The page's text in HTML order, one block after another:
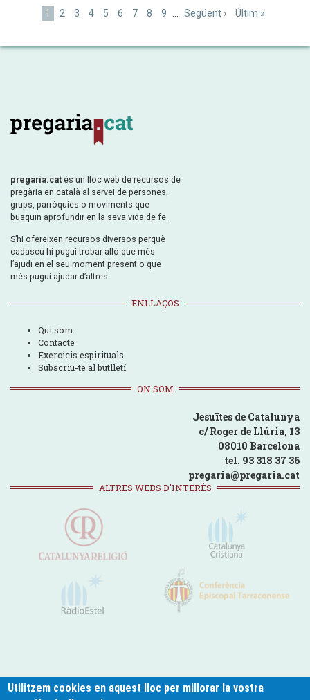
Pàgina
1 Pàgina
2 Pàgina
3 Pàgina
4 Pàgina
5 Pàgina
6 Pàgina
7 Pàgina
8 Pàgina
9
Pàgina
Següent ›
Última
Últim »
pregaria.cat és un lloc web de recursos de
pregària en català al servei de persones,
grups, parròquies o moviments que
busquin aprofundir en la seva vida de fe.
S’hi ofereixen recursos diversos perquè
cadascú hi pugui trobar allò que més
l’ajudi en el seu moment present o que
més pugui ajudar d’altres.
ENLLAÇOS
Qui som
Contacte
Exercicis espirituals
Subscriu-te al butlletí
ON SOM
Jesuïtes de Catalunya
c/ Roger de Llúria, 13
08010 Barcelona
tel. 93 318 37 36
pregaria@pregaria.cat
ALTRES WEBS D'INTERÈS
Utilitzem cookies en aquest lloc per millorar la vostra